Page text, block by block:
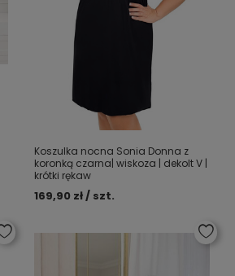
Koszulka nocna Sonia Donna z
koronką czarna| wiskoza | dekolt V |
krótki rękaw
169,90 zł / szt.